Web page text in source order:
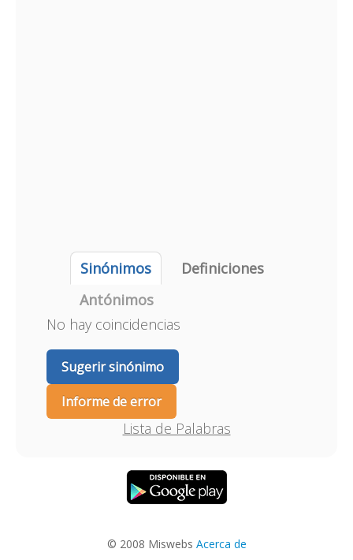
Sinónimos
Definiciones
Antónimos
No hay coincidencias
Sugerir sinónimo
Informe de error
Lista de Palabras
© 2008 Miswebs Acerca de